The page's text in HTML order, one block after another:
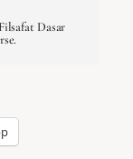
Dasar